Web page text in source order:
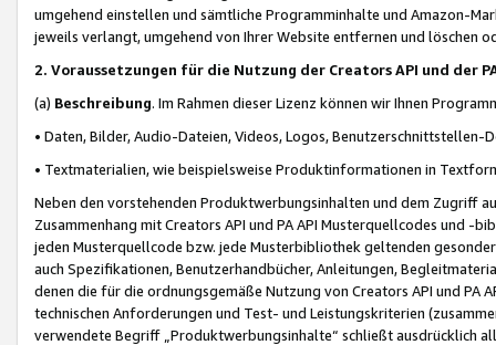
umgehend einstellen und sämtliche Programminhalte und Amazon-
jeweils verlangt, umgehend von Ihrer Website entfernen und löschen
2. Voraussetzungen für die Nutzung der Creators API und der
(a) Beschreibung. Im Rahmen dieser Lizenz können wir Ihnen
• Daten, Bilder, Audio-Dateien, Videos, Logos, Benutzerschnittstellen-
• Textmaterialien, wie beispielsweise Produktinformationen in
Neben den vorstehenden Produktwerbungsinhalten und dem Zugriff
Zusammenhang mit Creators API und PA API Musterquellcodes und
jeden Musterquellcode bzw. jede Musterbibliothek geltenden
auch Spezifikationen, Benutzerhandbücher, Anleitungen,
denen die für die ordnungsgemäße Nutzung von Creators API und PA
technischen Anforderungen und Test- und Leistungskriterien
verwendete Begriff „Produktwerbungsinhalte“ schließt ausdrücklich